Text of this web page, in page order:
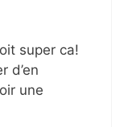
super ca!
d’en
une